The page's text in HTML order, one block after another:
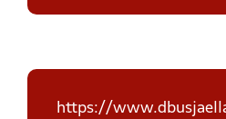
https://